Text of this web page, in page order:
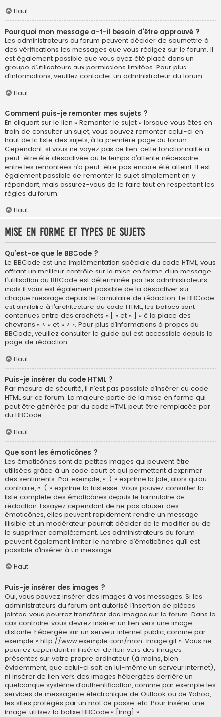
Haut
Pourquoi mon message a-t-il besoin d’être approuvé ?
Les administrateurs du forum peuvent décider de soumettre à
des vérifications les messages que vous rédigez sur le forum. Il
est également possible que vous ayez été placé dans un
groupe d’utilisateurs aux permissions limitées. Pour plus
d’informations, veuillez contacter un administrateur du forum.
Haut
Comment puis-je remonter mes sujets ?
En cliquant sur le lien « Remonter le sujet » lorsque vous êtes en
train de consulter un sujet, vous pouvez remonter celui-ci en
haut de la liste des sujets, à la première page du forum.
Cependant, si vous ne voyez pas ce lien, cette fonctionnalité a
peut-être été désactivée ou le temps d’attente nécessaire
entre les remontées n’a peut-être pas encore été atteint. Il est
également possible de remonter le sujet simplement en y
répondant, mais assurez-vous de le faire tout en respectant les
règles du forum.
Haut
Mise en forme et types de sujets
Qu’est-ce que le BBCode ?
Le BBCode est une implémentation spéciale du code HTML, vous
offrant un meilleur contrôle sur la mise en forme d’un message.
L’utilisation du BBCode est déterminée par les administrateurs,
mais il vous est également possible de la désactiver sur
chaque message depuis le formulaire de rédaction. Le BBCode
est similaire à l’architecture du code HTML, les balises sont
contenues entre des crochets « [ » et « ] » à la place des
chevrons « < » et « > ». Pour plus d’informations à propos du
BBCode, veuillez consulter le guide qui est accessible depuis la
page de rédaction.
Haut
Puis-je insérer du code HTML ?
Par mesure de sécurité, il n’est pas possible d’insérer du code
HTML sur ce forum. La majeure partie de la mise en forme qui
peut être générée par du code HTML peut être remplacée par
du BBCode.
Haut
Que sont les émoticônes ?
Les émoticônes sont de petites images qui peuvent être
utilisées grâce à un code court et qui permettent d’exprimer
des sentiments. Par exemple, « :) » exprime la joie, alors qu’au
contraire, « :( » exprime la tristesse. Vous pouvez consulter la
liste complète des émoticônes depuis le formulaire de
rédaction. Essayez cependant de ne pas abuser des
émoticônes, elles peuvent rapidement rendre un message
illisible et un modérateur pourrait décider de le modifier ou de
le supprimer complètement. Les administrateurs du forum
peuvent également limiter le nombre d’émoticônes qu’il est
possible d’insérer à un message.
Haut
Puis-je insérer des images ?
Oui, vous pouvez insérer des images à vos messages. Si les
administrateurs du forum ont autorisé l’insertion de pièces
jointes, vous pourrez transférer des images sur le forum. Dans le
cas contraire, vous devrez insérer un lien vers une image
distante, hébergée sur un serveur internet public, comme par
exemple « http://www.exemple.com/mon-image.gif ». Vous ne
pourrez cependant ni insérer de lien vers des images
présentes sur votre propre ordinateur (à moins, bien
évidemment, que celui-ci soit en lui-même un serveur internet),
ni insérer de lien vers des images hébergées derrière un
quelconque système d’authentification, comme par exemple les
services de messagerie électronique de Outlook ou de Yahoo,
les sites protégés par un mot de passe, etc. Pour insérer une
image, utilisez la balise BBCode « [img] ».